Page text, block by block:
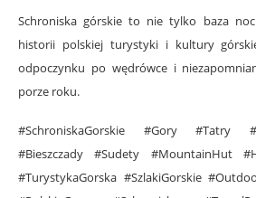
Schroniska górskie to nie tylko baza
historii polskiej turystyki i kultury
odpoczynku po wędrówce i
porze roku.
#SchroniskaGorskie #Gory #Tatry
#Bieszczady #Sudety #MountainHut
#TurystykaGorska #SzlakiGorskie